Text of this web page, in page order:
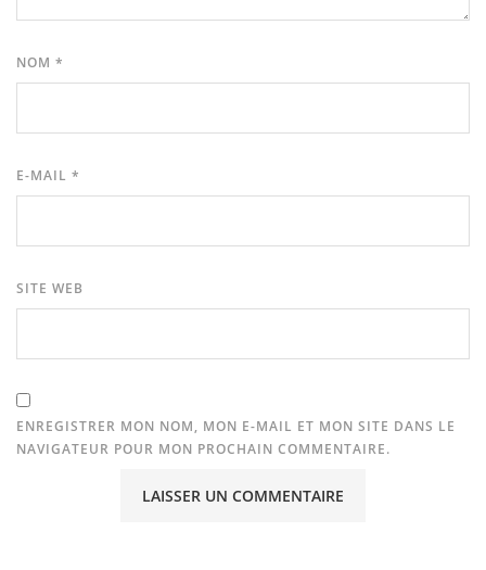
NOM *
E-MAIL *
SITE WEB
ENREGISTRER MON NOM, MON E-MAIL ET MON SITE DANS LE
NAVIGATEUR POUR MON PROCHAIN COMMENTAIRE.